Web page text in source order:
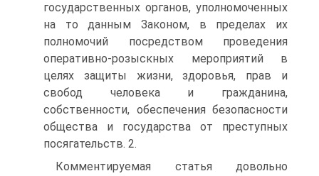
государственных органов, уполномоченных
на то данным Законом, в пределах их
полномочий посредством проведения
оперативно-розыскных мероприятий в
целях защиты жизни, здоровья, прав и
свобод человека и гражданина,
собственности, обеспечения безопасности
общества и государства от преступных
посягательств. 2.
Комментируемая статья довольно